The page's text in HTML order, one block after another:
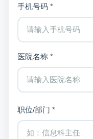
手机号码 *
医院名称 *
职位/部门 *